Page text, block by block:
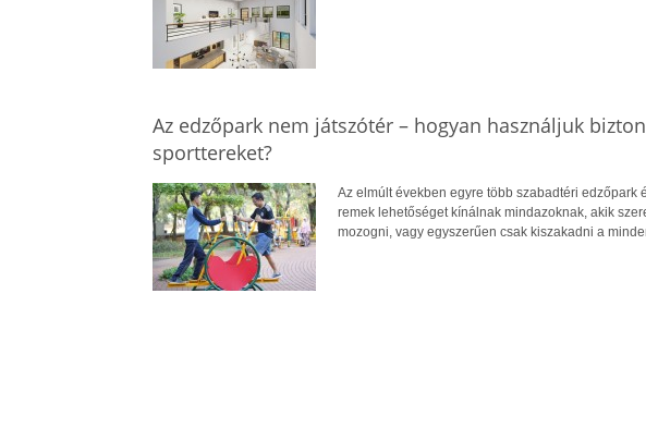
Az edzőpark nem játszótér – hogyan használjuk
sporttereket?
Az elmúlt években egyre több szabadtéri edzőpark
remek lehetőséget kínálnak mindazoknak, akik
mozogni, vagy egyszerűen csak kiszakadni a